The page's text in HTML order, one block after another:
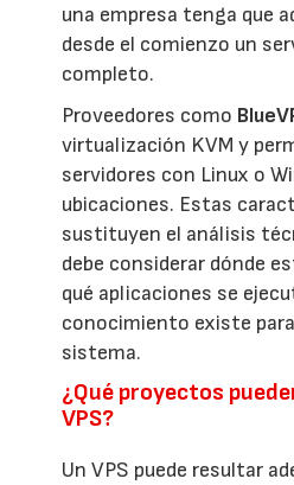
una empresa tenga que
desde el comienzo un
completo.
Proveedores como
virtualización KVM y
servidores con Linux o
ubicaciones. Estas
sustituyen el análisis
debe considerar dónde
qué aplicaciones se
conocimiento existe
sistema.
¿Qué proyectos
VPS?
Un VPS puede resultar